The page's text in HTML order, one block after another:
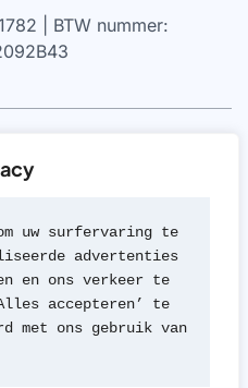
uw surfervaring te
advertenties
en ons verkeer te
accepteren’ te
met ons gebruik van
| BTW nummer:
leveranciers of van de
beide hebben we een
Wij werken nooit met
een beleid dat we zeer
nemen.